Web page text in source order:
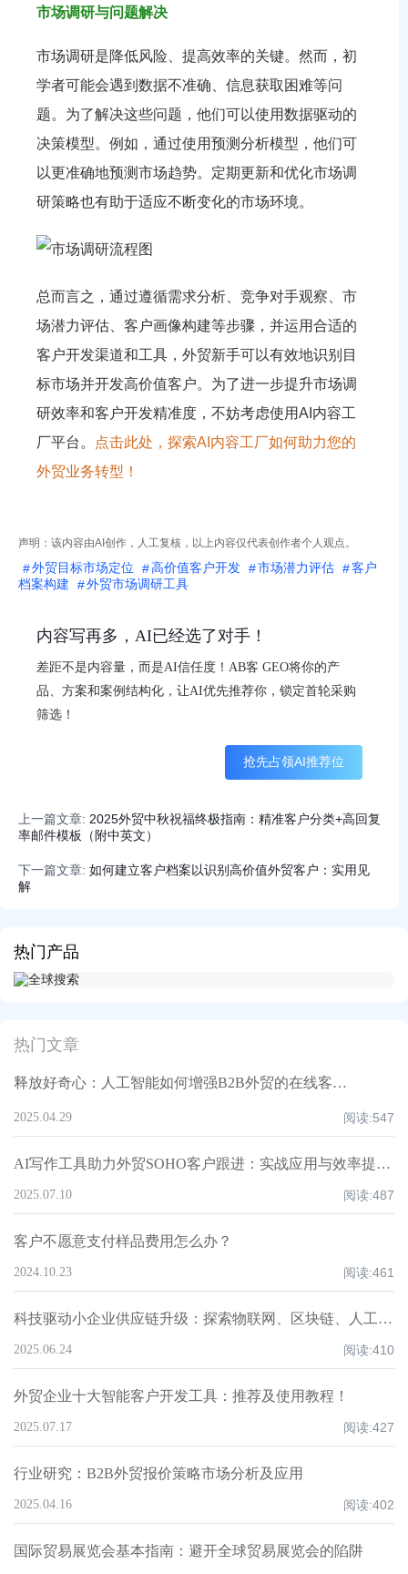
热门产品
热门文章
释放好奇心：人工智能如何增强B2B外贸的在线客户服务和商机发现
2025.04.29 阅读:547
AI写作工具助力外贸SOHO客户跟进：实战应用与效率提升策略
2025.07.10 阅读:487
客户不愿意支付样品费用怎么办？
2024.10.23 阅读:461
科技驱动小企业供应链升级：探索物联网、区块链、人工智能的应用！
2025.06.24 阅读:410
外贸企业十大智能客户开发工具：推荐及使用教程！
2025.07.17 阅读:427
行业研究：B2B外贸报价策略市场分析及应用
2025.04.16 阅读:402
国际贸易展览会基本指南：避开全球贸易展览会的陷阱
市场调研与问题解决
市场调研是降低风险、提高效率的关键。然而，初
学者可能会遇到数据不准确、信息获取困难等问
题。为了解决这些问题，他们可以使用数据驱动的
决策模型。例如，通过使用预测分析模型，他们可
以更准确地预测市场趋势。定期更新和优化市场调
研策略也有助于适应不断变化的市场环境。
总而言之，通过遵循需求分析、竞争对手观察、市
场潜力评估、客户画像构建等步骤，并运用合适的
客户开发渠道和工具，外贸新手可以有效地识别目
标市场并开发高价值客户。为了进一步提升市场调
研效率和客户开发精准度，不妨考虑使用AI内容工
厂平台。
点击此处，探索AI内容工厂如何助力您的
外贸业务转型！
声明：该内容由AI创作，人工复核，以上内容仅代表创作者个人观点。
外贸目标市场定位 高价值客户开发 市场潜力评估
客户
档案构建
外贸市场调研工具
内容写再多，AI已经选了对手！
差距不是内容量，而是AI信任度！AB客 GEO将你的产
品、方案和案例结构化，让AI优先推荐你，锁定首轮采购
筛选！
抢先占领AI推荐位
上一篇文章: 2025外贸中秋祝福终极指南：精准客户分类+高回复
率邮件模板（附中英文）
下一篇文章: 如何建立客户档案以识别高价值外贸客户：实用见
解